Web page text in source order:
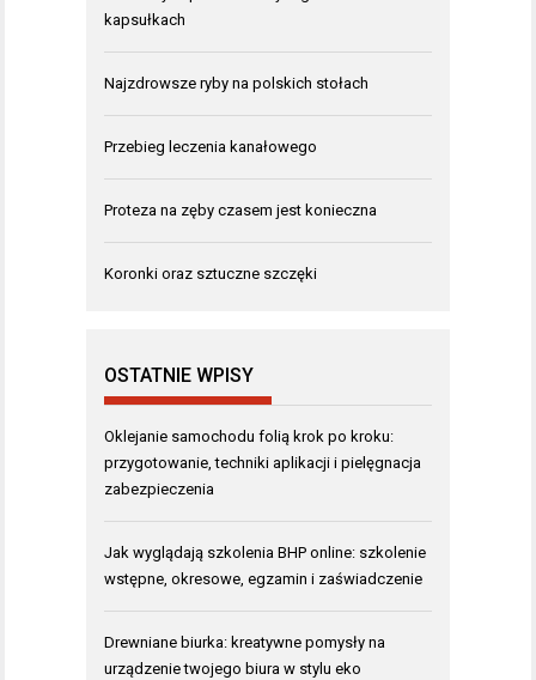
kapsułkach
Najzdrowsze ryby na polskich stołach
Przebieg leczenia kanałowego
Proteza na zęby czasem jest konieczna
Koronki oraz sztuczne szczęki
OSTATNIE WPISY
Oklejanie samochodu folią krok po kroku:
przygotowanie, techniki aplikacji i pielęgnacja
zabezpieczenia
Jak wyglądają szkolenia BHP online: szkolenie
wstępne, okresowe, egzamin i zaświadczenie
Drewniane biurka: kreatywne pomysły na
urządzenie twojego biura w stylu eko